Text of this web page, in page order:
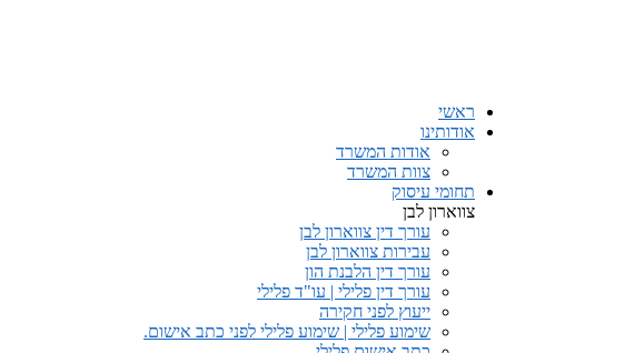
ראשי
אודותינו
אודות המשרד
צוות המשרד
תחומי עיסוק
צווארון לבן
עורך דין צווארון לבן
עבירות צווארון לבן
עורך דין הלבנת הון
עורך דין פלילי | עו"ד פלילי
ייעוץ לפני חקירה
שימוע פלילי | שימוע פלילי לפני כתב אישום.